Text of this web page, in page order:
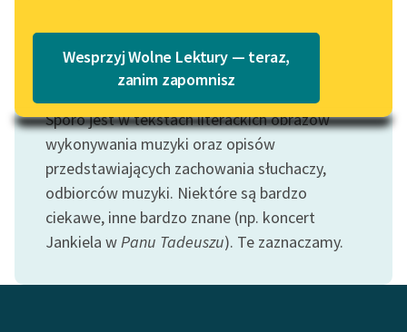
Lektury szkolne i klasyka
literatury do słuchania dla
uczennic i uczniów z
niepełnosprawnościami
E-kolekcja lektur
szkolnych i literatury do
słuchania dla uczennic i
uczniów z
Katalog w formacie PDF
Wesprzyj Wolne Lektury — teraz,
zanim zapomnisz
Motyw: Muzyka
Sporo jest w tekstach literackich obrazów
wykonywania muzyki oraz opisów
przedstawiających zachowania słuchaczy,
odbiorców muzyki. Niektóre są bardzo
ciekawe, inne bardzo znane (np. koncert
Jankiela wPanu Tadeuszu). Te zaznaczamy.